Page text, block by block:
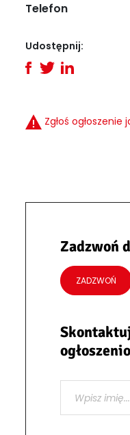
Telefon
Udostępnij:
Zgłoś
Zadzwoń
ZADZWOŃ